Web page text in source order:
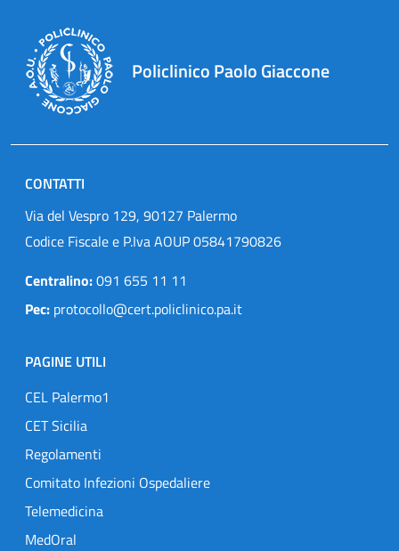
Policlinico Paolo Giaccone
CONTATTI
Via del Vespro 129, 90127 Palermo
Codice Fiscale e P.Iva AOUP 05841790826
Centralino:091 655 11 11
Pec: protocollo@cert.policlinico.pa.it
PAGINE UTILI
CEL Palermo1
CET Sicilia
Regolamenti
Comitato Infezioni Ospedaliere
Telemedicina
MedOral